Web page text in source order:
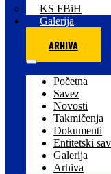
KS FBiH
Galerija
ARHIVA
Početna
Savez
Novosti
Takmičenja
Dokumenti
Entitetski
Galerija
Arhiva